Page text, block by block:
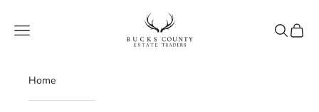
Bucks County Estate Traders
Navigation menu
Search
Cart
Home